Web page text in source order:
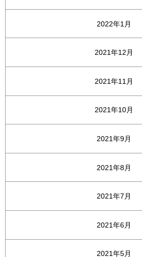
2022年1月
2021年12月
2021年11月
2021年10月
2021年9月
2021年8月
2021年7月
2021年6月
2021年5月